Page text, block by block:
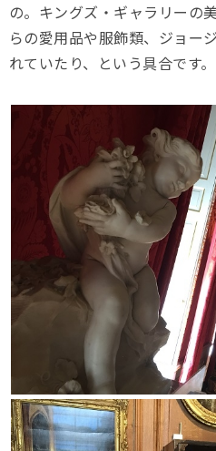
の。キングズ・ギャラリーの
らの愛用品や服飾類、ジョー
れていたり、という具合です。